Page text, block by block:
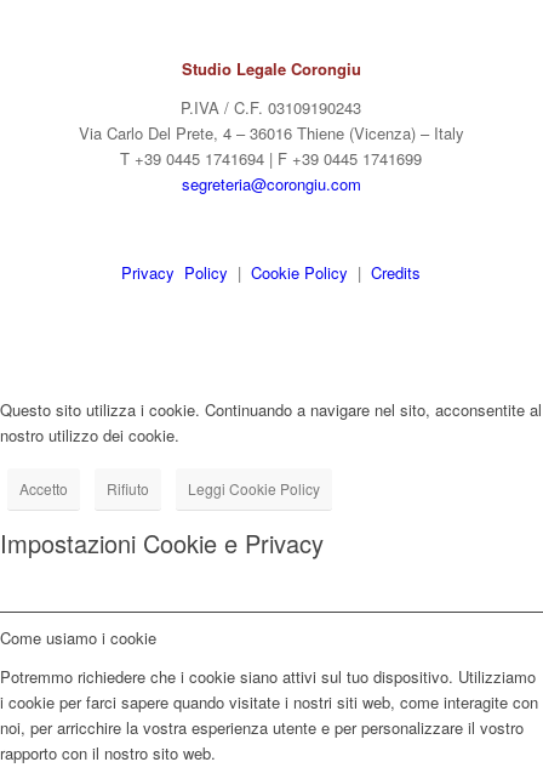
Studio Legale Corongiu
P.IVA / C.F. 03109190243
Via Carlo Del Prete, 4 – 36016 Thiene (Vicenza) – Italy
T +39 0445 1741694 | F +39 0445 1741699
segreteria@corongiu.com
Privacy Policy |Cookie Policy |Credits
Questo sito utilizza i cookie. Continuando a navigare nel sito, acconsentite al
nostro utilizzo dei cookie.
Accetto Rifiuto Leggi Cookie Policy
Impostazioni Cookie e Privacy
Come usiamo i cookie
Potremmo richiedere che i cookie siano attivi sul tuo dispositivo. Utilizziamo
i cookie per farci sapere quando visitate i nostri siti web, come interagite con
noi, per arricchire la vostra esperienza utente e per personalizzare il vostro
rapporto con il nostro sito web.